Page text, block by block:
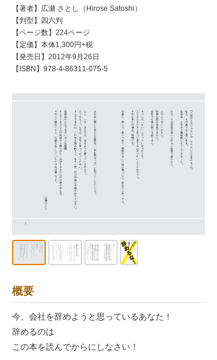
【著者】広瀬 さとし（Hirose Satoshi）
【判型】四六判
【ページ数】224ページ
【定価】本体1,300円+税
【発売日】2012年9月26日
【ISBN】978-4-86311-075-5
概要
今、会社を辞めようと思っているあなた！
辞めるのは
この本を読んでからにしなさい！